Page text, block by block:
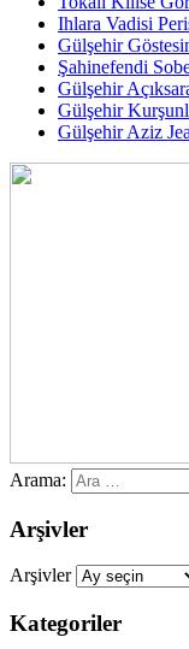
Ihlara Vadisi
Gülşehir
Şahinefendi
Gülşehir
Gülşehir
Gülşehir Aziz
Arama:
Arşivler
Arşivler
Kategoriler